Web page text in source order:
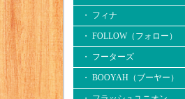
・ フィナ
・ FOLLOW（フォロー）
・ フーターズ
・ BOOYAH（ブーヤー）